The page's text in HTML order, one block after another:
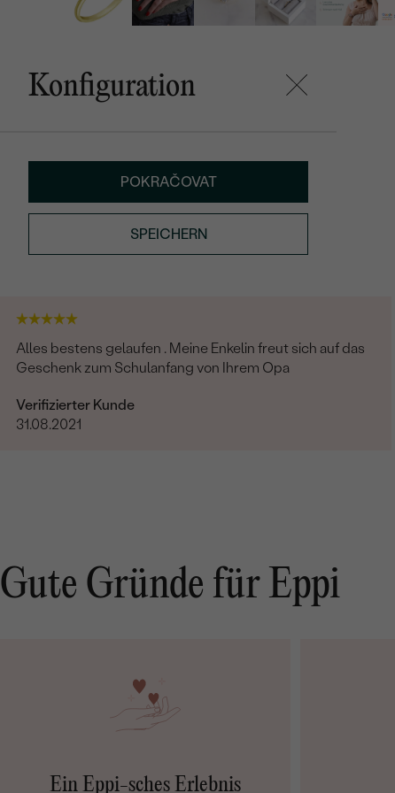
Konfiguration
POKRAČOVAT
SPEICHERN
Alles bestens gelaufen . Meine Enkelin freut sich auf das
Geschenk zum Schulanfang von Ihrem Opa
Verifizierter Kunde
31.08.2021
Gute Gründe für Eppi
Ein Eppi-sches Erlebnis